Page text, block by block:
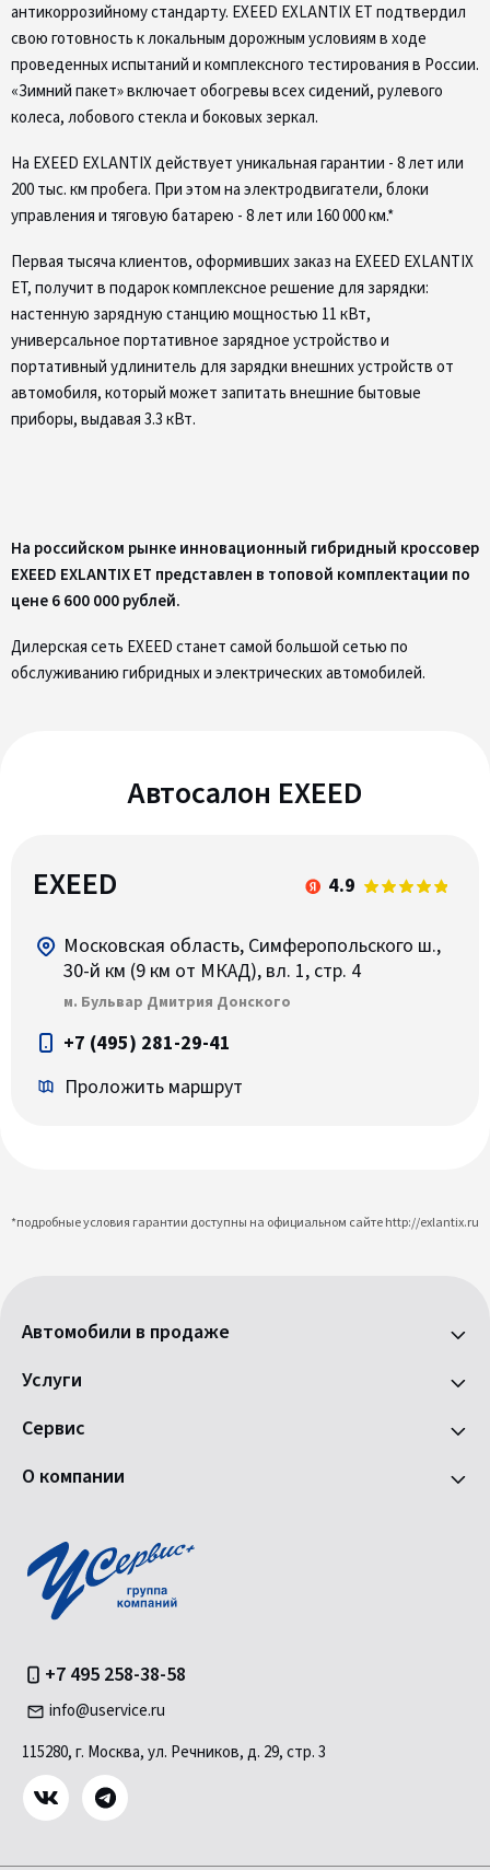
антикоррозийному стандарту. EXEED EXLANTIX ET подтвердил
свою готовность к локальным дорожным условиям в ходе
проведенных испытаний и комплексного тестирования в России.
«Зимний пакет» включает обогревы всех сидений, рулевого
колеса, лобового стекла и боковых зеркал.
На EXEED EXLANTIX действует уникальная гарантии - 8 лет или
200 тыс. км пробега. При этом на электродвигатели, блоки
управления и тяговую батарею - 8 лет или 160 000 км.*
Первая тысяча клиентов, оформивших заказ на EXEED EXLANTIX
ET, получит в подарок комплексное решение для зарядки:
настенную зарядную станцию мощностью 11 кВт,
универсальное портативное зарядное устройство и
портативный удлинитель для зарядки внешних устройств от
автомобиля, который может запитать внешние бытовые
приборы, выдавая 3.3 кВт.
На российском рынке инновационный гибридный кроссовер
EXEED EXLANTIX ET представлен в топовой комплектации по
цене 6 600 000 рублей.
Дилерская сеть EXEED станет самой большой сетью по
обслуживанию гибридных и электрических автомобилей.
Автосалон EXEED
EXEED 4.9
Московская область, Симферопольского ш.,
30-й км (9 км от МКАД), вл. 1, стр. 4
м. Бульвар Дмитрия Донского
+7 (495) 281-29-41
Проложить маршрут
*подробные условия гарантии доступны на официальном сайте http://exlantix.ru
Автомобили в продаже
Услуги
Сервис
О компании
+7 495 258-38-58
info@uservice.ru
115280, г. Москва, ул. Речников, д. 29, стр. 3